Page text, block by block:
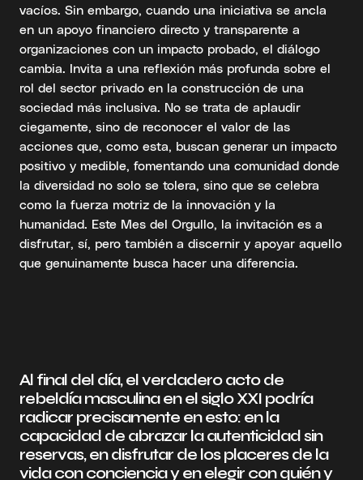
vacíos. Sin embargo, cuando una iniciativa se ancla
en un apoyo financiero directo y transparente a
organizaciones con un impacto probado, el diálogo
cambia. Invita a una reflexión más profunda sobre el
rol del sector privado en la construcción de una
sociedad más inclusiva. No se trata de aplaudir
ciegamente, sino de reconocer el valor de las
acciones que, como esta, buscan generar un impacto
positivo y medible, fomentando una comunidad donde
la diversidad no solo se tolera, sino que se celebra
como la fuerza motriz de la innovación y la
humanidad. Este Mes del Orgullo, la invitación es a
disfrutar, sí, pero también a discernir y apoyar aquello
que genuinamente busca hacer una diferencia.
Al final del día, el verdadero acto de
rebeldía masculina en el siglo XXI podría
radicar precisamente en esto: en la
capacidad de abrazar la autenticidad sin
reservas, en disfrutar de los placeres de la
vida con conciencia y en elegir con quién y